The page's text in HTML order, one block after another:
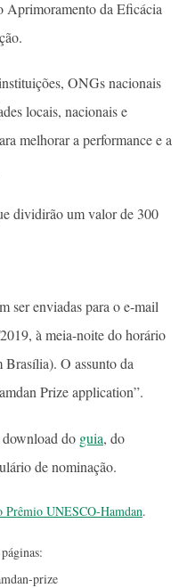
Aprimoramento da Eficácia
ONGs nacionais
locais, nacionais e
melhorar a performance e a
dividirão um valor de 300
ser enviadas para o e-mail
à meia-noite do horário
Brasília). O assunto da
Prize application”.
do guia, do
de nominação.
Prêmio UNESCO-Hamdan.
prize